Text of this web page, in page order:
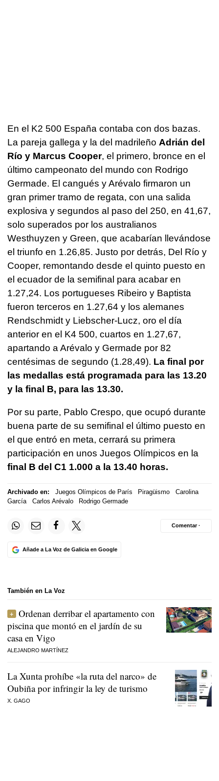
En el K2 500 España contaba con dos bazas.
La pareja gallega y la del madrileño Adrián del
Río y Marcus Cooper, el primero, bronce en el
último campeonato del mundo con Rodrigo
Germade. El cangués y Arévalo firmaron un
gran primer tramo de regata, con una salida
explosiva y segundos al paso del 250, en 41,67,
solo superados por los australianos
Westhuyzen y Green, que acabarían llevándose
el triunfo en 1.26,85. Justo por detrás, Del Río y
Cooper, remontando desde el quinto puesto en
el ecuador de la semifinal para acabar en
1.27,24. Los portugueses Ribeiro y Baptista
fueron terceros en 1.27,64 y los alemanes
Rendschmidt y Liebscher-Lucz, oro el día
anterior en el K4 500, cuartos en 1.27,67,
apartando a Arévalo y Germade por 82
centésimas de segundo (1.28,49). La final por
las medallas está programada para las 13.20
y la final B, para las 13.30.
Por su parte, Pablo Crespo, que ocupó durante
buena parte de su semifinal el último puesto en
el que entró en meta, cerrará su primera
participación en unos Juegos Olímpicos en la
final B del C1 1.000 a la 13.40 horas.
Archivado en: Juegos Olímpicos de París Piragüismo
Carolina
García
Carlos Arévalo Rodrigo Germade
Añade a La Voz de Galicia en Google
Comentar ·
También en La Voz
Ordenan derribar el apartamento con
piscina que montó en el jardín de su
casa en Vigo
ALEJANDRO MARTÍNEZ
La Xunta prohíbe «la ruta del narco» de
Oubiña por infringir la ley de turismo
X. GAGO